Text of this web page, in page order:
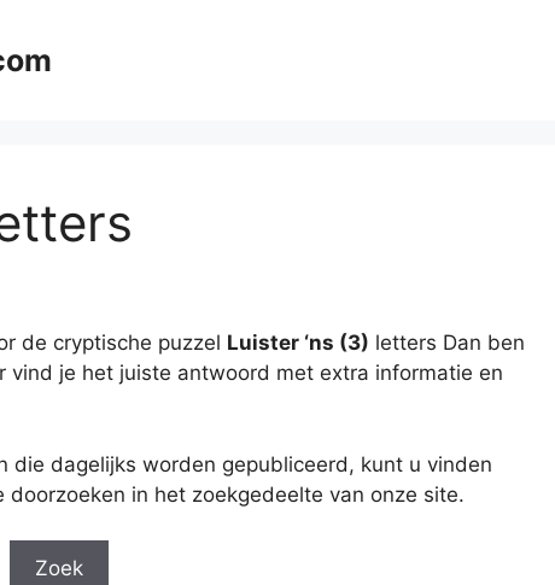
de cryptische puzzel Luister ‘ns (3) letters Dan ben
vind je het juiste antwoord met extra informatie en
die dagelijks worden gepubliceerd, kunt u vinden
in het zoekgedeelte van onze site.
Zoek